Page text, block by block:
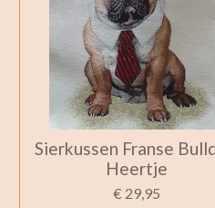
Sierkussen Franse
Heertje
€ 29,95